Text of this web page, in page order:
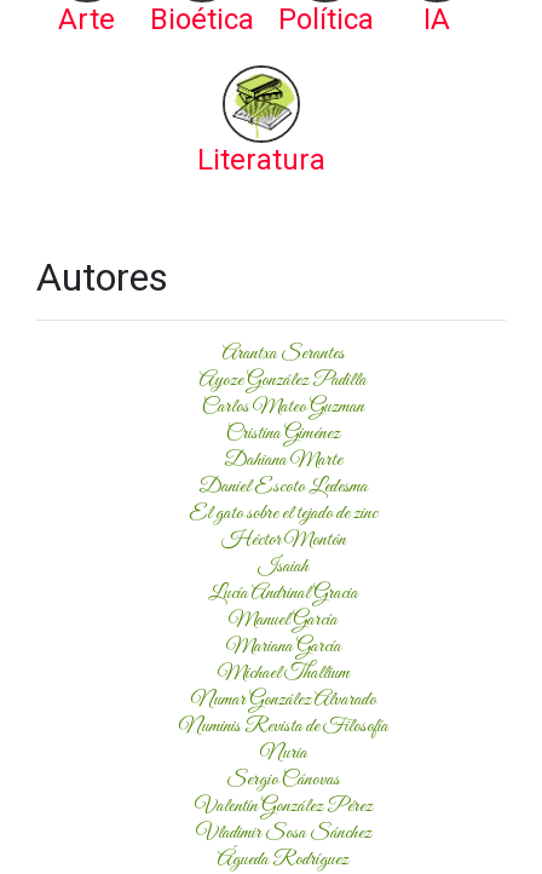
Arte Bioética Política IA
Literatura
Autores
Arantxa Serantes
Ayoze González Padilla
Carlos Mateo Guzman
Cristina Giménez
Dahiana Marte
Daniel Escoto Ledesma
El gato sobre el tejado de zinc
Héctor Montón
Isaiah
Lucía Andrinal Gracia
Manuel García
Mariana García
Michael Thallium
Numar González Alvarado
Numinis Revista de Filosofía
Nuria
Sergio Cánovas
Valentín González Pérez
Vladimir Sosa Sánchez
Águeda Rodríguez